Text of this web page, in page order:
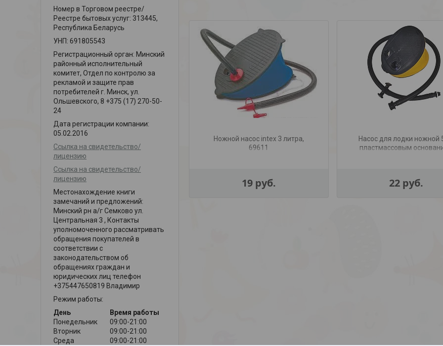
Ножной насос intex 3 литра,
69611
19 руб.
Насос для лодки ножной
пластмассовым
22 руб.
Номер в Торговом реестре/
Реестре бытовых услуг: 313445,
Республика Беларусь
УНП: 691805543
Регистрационный орган: Минский
районный исполнительный
комитет, Отдел по контролю за
рекламой и защите прав
потребителей г. Минск, ул.
Ольшевского, 8 +375 (17) 270-50-
24
Дата регистрации компании:
05.02.2016
Ссылка на свидетельство/
лицензию
Ссылка на свидетельство/
лицензию
Местонахождение книги
замечаний и предложений:
Минский рн а/г Семково ул.
Центральная 3 , Контакты
уполномоченного рассматривать
обращения покупателей в
соответствии с
законодательством об
обращениях граждан и
юридических лиц телефон
+375447650819 Владимир
Режим работы:
День
Время работы
Понедельник
09:00-21:00
Вторник
09:00-21:00
Среда
09:00-21:00